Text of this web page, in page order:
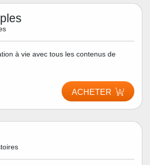
à vie avec tous les contenus de
ACHETER